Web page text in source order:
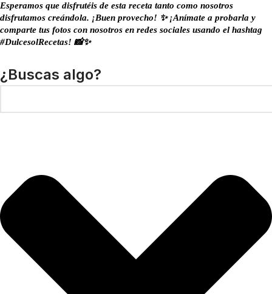
Esperamos que disfrutéis de esta receta tanto como nosotros
disfrutamos creándola. ¡Buen provecho! ✨ ¡Anímate a probarla y
comparte tus fotos con nosotros en redes sociales usando el hashtag
#DulcesolRecetas! 📸✨
¿Buscas algo?